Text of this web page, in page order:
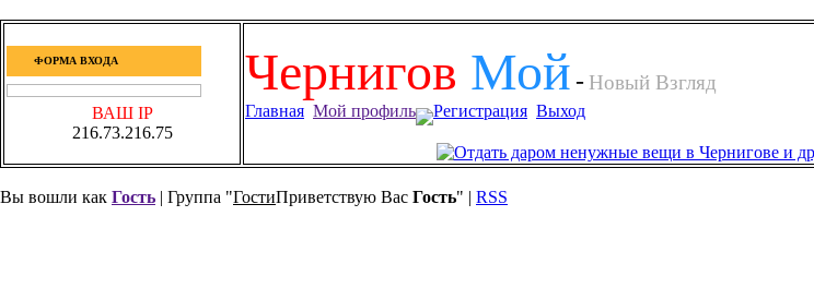
ФОРМА ВХОДА
ВАШ IP
216.73.216.75
Чернигов Мой- Новый Взгляд
Главная Мой профиль Регистрация Выход
Вы вошли как Гость | Группа "ГостиПриветствую Вас Гость" | RSS